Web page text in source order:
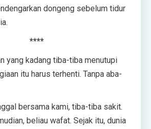
dongeng sebelum tidur
****
yang kadang tiba-tiba menutupi
itu harus terhenti. Tanpa aba-
bersama kami, tiba-tiba sakit.
beliau wafat. Sejak itu, dunia